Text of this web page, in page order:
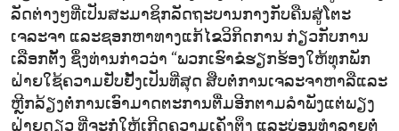
ລັດຕ່າງໆທີ່ເປັນສະມາຊິກລັດຖະບານກາງກັບຄືນສູ່ໂຕະ
ເຈລະຈາ ແລະຊອກຫາທາງແກ້ໄຂວິກິດການ ກ່ຽວກັບການ
ເລືອກຕັ້ງ ຊຶ່ງທ່ານກ່າວວ່າ “ພວກເຮົາຂໍຮຽກຮ້ອງໃຫ້ທຸກພັກ
ຝ່າຍໃຊ້ຄວາມຢັບຢັ້ງເປັນທີ່ສຸດ ສືບຕໍ່ການເຈລະຈາຫາລືແລະ
ຫຼີກລ້ຽງຕໍ່ການເອົາມາດຕະການຕື່ມອີກຕາມລຳພັງແຕ່ພຽງ
ຝ່າຍດຽວ ທີ່ຈະກໍ່ໃຫ້ເກີດຄວາມເຄັ່ງຕຶງ ແລະບ່ອນທຳລາຍຕໍ່